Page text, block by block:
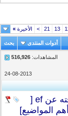
13
> الأخيرة »
أدوات المنتدى بحث
المشاهدات:516,926
24-08-2013
شامل للمستجد ||ما تحتاج لمعرفته عن ef [
المواضيع]